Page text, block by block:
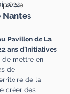
parole
2022
Nantes
Pavillon de La
ans d'Initiatives
de mettre en
de
de la
créer des